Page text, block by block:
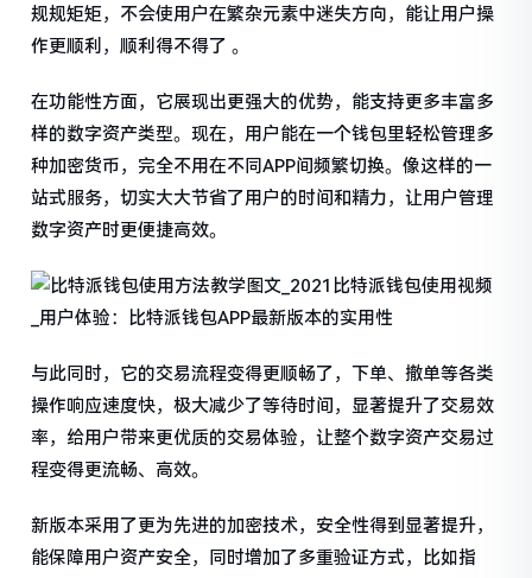
规规矩矩，不会使用户在繁杂元素中迷失方向，能让用户操
作更顺利，顺利得不得了 。
在功能性方面，它展现出更强大的优势，能支持更多丰富多
样的数字资产类型。现在，用户能在一个钱包里轻松管理多
种加密货币，完全不用在不同APP间频繁切换。像这样的一
站式服务，切实大大节省了用户的时间和精力，让用户管理
数字资产时更便捷高效。
与此同时，它的交易流程变得更顺畅了，下单、撤单等各类
操作响应速度快，极大减少了等待时间，显著提升了交易效
率，给用户带来更优质的交易体验，让整个数字资产交易过
程变得更流畅、高效。
新版本采用了更为先进的加密技术，安全性得到显著提升，
能保障用户资产安全，同时增加了多重验证方式，比如指